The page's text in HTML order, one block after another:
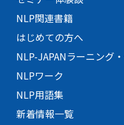
NLP関連書籍
はじめての方へ
NLP-JAPANラーニング・
NLPワーク
NLP用語集
新着情報一覧